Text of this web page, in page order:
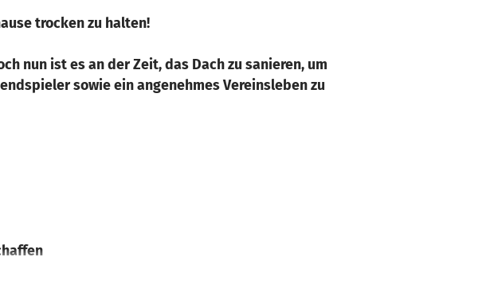
trocken zu halten!
nun ist es an der Zeit, das Dach zu sanieren, um
sowie ein angenehmes Vereinsleben zu